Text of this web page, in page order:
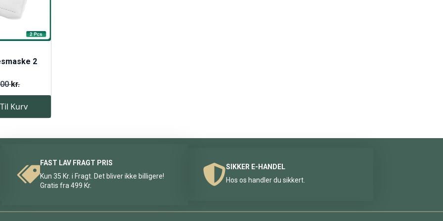
2
kr.
Kurv
FAST LAV FRAGT PRIS
Kun 35 Kr. i Fragt. Det bliver ikke billigere!
Gratis fra 499 Kr.
SIKKER E-HANDEL
Hos os handler du sikkert.